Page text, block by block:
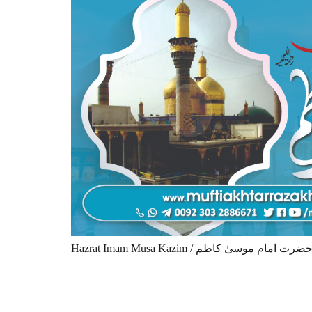
Hazrat Imam Musa Kazim / حضرت امام موسیٰ کاظم